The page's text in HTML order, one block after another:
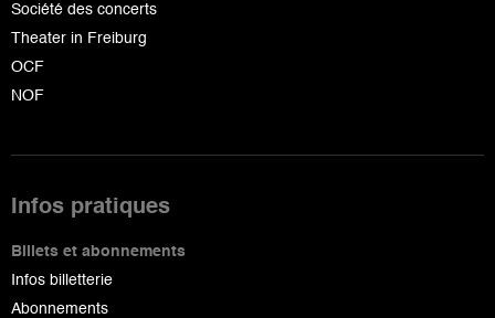
Société des concerts
Theater in Freiburg
OCF
NOF
Infos pratiques
Billets et abonnements
Infos billetterie
Abonnements